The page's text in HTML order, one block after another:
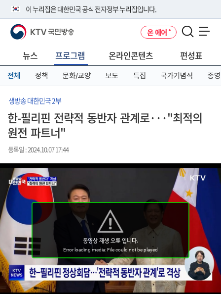
이 누리집은 대한민국 공식 전자정부 누리집입니다.
공식 누리집 주소 확인하기
니다.
이밖에 or.kr 또는 .kr등 다른 도메인 주소를 사용하고 있다면 아래 URL에
서 도메인 주소를 확인해 보세요
KTV 국민방송 온 에어
뉴스 프로그램 온라인콘텐츠 편성표
전체 정책 문화/교양 보도 특집 국가기념식 종영
생방송 대한민국 2부
한-필리핀 전략적 동반자 관계로···"최적의
원전 파트너"
등록일 : 2024.10.07 17:44